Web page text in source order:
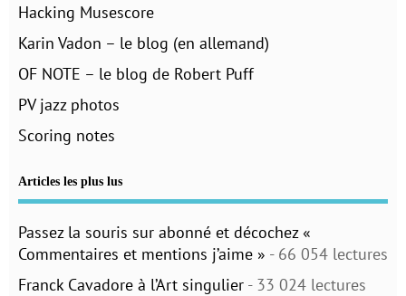
Hacking Musescore
Karin Vadon – le blog (en allemand)
OF NOTE – le blog de Robert Puff
PV jazz photos
Scoring notes
Articles les plus lus
Passez la souris sur abonné et décochez «
Commentaires et mentions j’aime » - 66 054 lectures
Franck Cavadore à l’Art singulier - 33 024 lectures